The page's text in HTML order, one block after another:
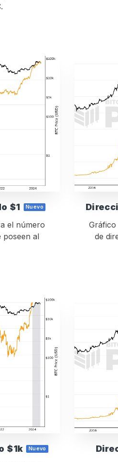
$1 Nuevo
el número
poseen al
de
$1k Nuevo